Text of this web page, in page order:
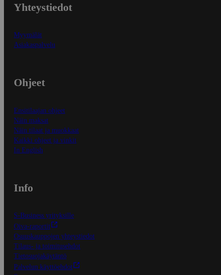
Yhteystiedot
Myymälät
Asiakaspalvelu
Ohjeet
Ensitilaajan ohjeet
Näin maksat
Näin tilaat ja muokkaat
Kaikki ohjeet ja vinkit
In English
Info
S-Business yrityksille
Oiva-raportit
Osuuskauppojen yhteystiedot
Tilaus- ja toimitusehdot
Tietosuojakäytäntö
Palvelun käyttöehdot